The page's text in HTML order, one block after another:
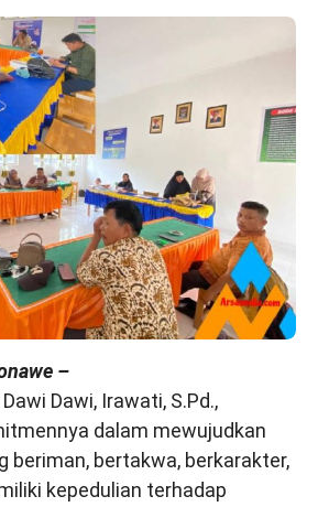
–
Dawi, Irawati, S.Pd.,
dalam mewujudkan
beriman, bertakwa, berkarakter,
kepedulian terhadap